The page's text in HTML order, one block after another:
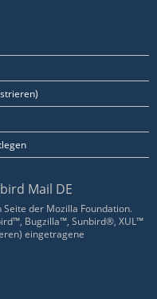
Mail DE
der Mozilla Foundation.
Bugzilla™, Sunbird®, XUL™
eingetragene